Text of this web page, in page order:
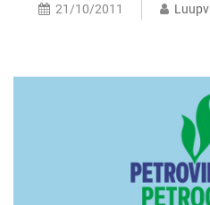
21/10/2011 Luupv